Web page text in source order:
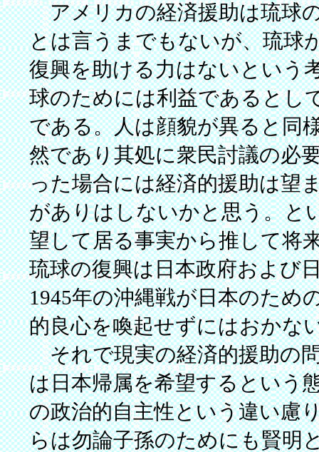
アメリカの経済援助は琉球
とは言うまでもないが、琉球
復興を助ける力はないという
球のためには利益であるとし
である。人は顔貌が異ると同
然であり其処に衆民討議の必
った場合には経済的援助は望
がありはしないかと思う。と
望して居る事実から推して将
琉球の復興は日本政府および
1945年の沖縄戦が日本のため
的良心を喚起せずにはおかな
それで現実の経済的援助の
は日本帰属を希望するという
の政治的自主性という違い慮
らは勿論子孫のためにも賢明